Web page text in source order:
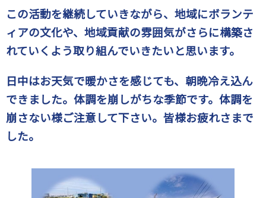
この活動を継続していきながら、地域にボランテ
ィアの文化や、地域貢献の雰囲気がさらに構築さ
れていくよう取り組んでいきたいと思います。
日中はお天気で暖かさを感じても、朝晩冷え込ん
できました。体調を崩しがちな季節です。体調を
崩さない様ご注意して下さい。皆様お疲れさまで
した。